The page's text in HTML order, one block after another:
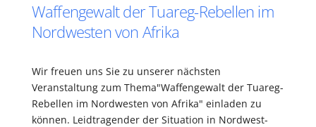
Waffengewalt der Tuareg-Rebellen im
Nordwesten von Afrika
Wir freuen uns Sie zu unserer nächsten
Veranstaltung zum Thema"Waffengewalt der Tuareg-
Rebellen im Nordwesten von Afrika" einladen zu
können. Leidtragender der Situation in Nordwest-